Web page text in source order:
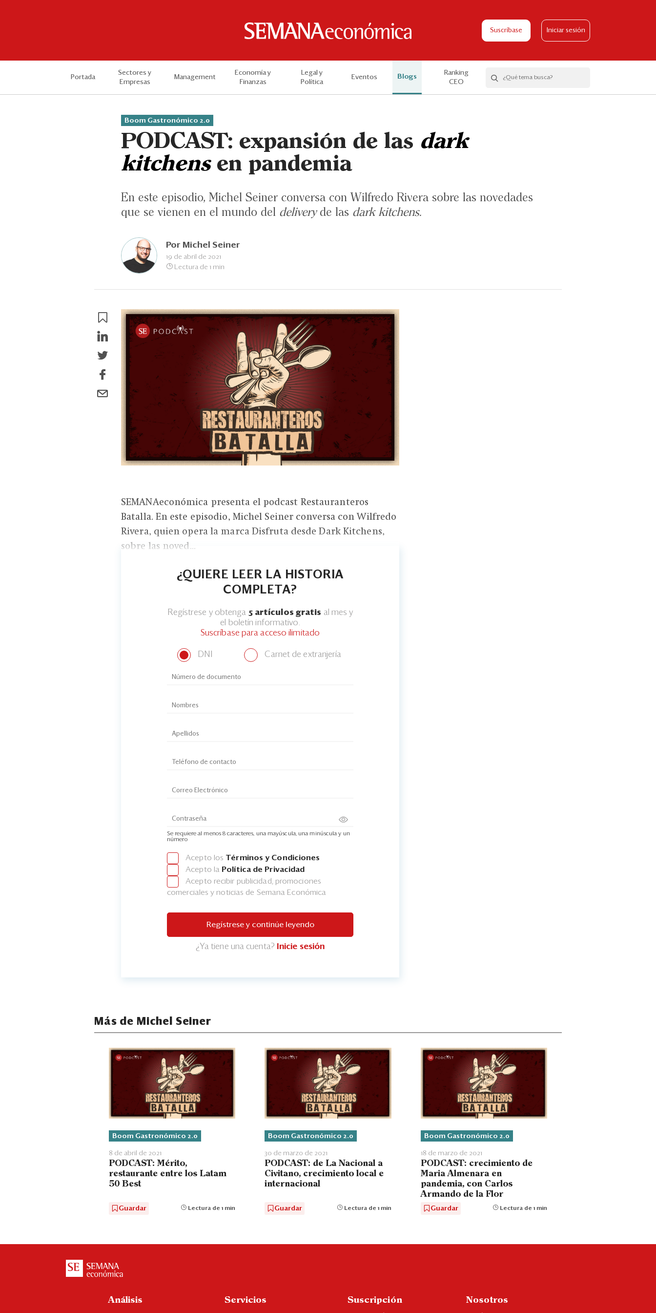
Suscríbase Iniciar sesión
Portada
Sectores y
Empresas
Management
Economía y
Finanzas
Legal y
Política
Eventos Blogs
Ranking
CEO
Boom Gastronómico 2.0
PODCAST: expansión de las dark
kitchensen pandemia
En este episodio, Michel Seiner conversa con Wilfredo Rivera sobre las novedades
que se vienen en el mundo del delivery de las dark kitchens.
Por Michel Seiner
19 de abril de 2021
Lectura de 1 min
SEMANAeconómica presenta el podcast Restauranteros
Batalla. En este episodio, Michel Seiner conversa con Wilfredo
Rivera, quien opera la marca Disfruta desde Dark Kitchens,
sobre las noved...
¿QUIERE LEER LA HISTORIA
COMPLETA?
Regístrese y obtenga 5 artículos gratis al mes y
el boletín informativo.
Suscríbase para acceso ilimitado
DNI Carnet de extranjería
Se requiere al menos 8 caracteres, una mayúscula, una minúscula y un
número
Acepto los Términos y Condiciones
Acepto la Política de Privacidad
Acepto recibir publicidad, promociones
comerciales y noticias de Semana Económica
Regístrese y continúe leyendo
¿Ya tiene una cuenta? Inicie sesión
Más de Michel Seiner
Boom Gastronómico 2.0
8 de abril de 2021
PODCAST: Mérito,
restaurante entre los Latam
50 Best
Guardar Lectura de 1 min
Boom Gastronómico 2.0
30 de marzo de 2021
PODCAST: de La Nacional a
Civitano, crecimiento local e
internacional
Guardar Lectura de 1 min
Boom Gastronómico 2.0
18 de marzo de 2021
PODCAST: crecimiento de
Maria Almenara en
pandemia, con Carlos
Armando de la Flor
Guardar Lectura de 1 min
Análisis
Servicios
Suscripción
Nosotros